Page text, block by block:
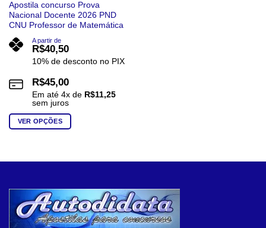
Apostila concurso Prova
Nacional Docente 2026 PND
CNU Professor de Matemática
A partir de
R$40,50
10% de desconto no PIX
R$45,00
Em até 4x de R$11,25
sem juros
VER OPÇÕES
tem
opções
podem